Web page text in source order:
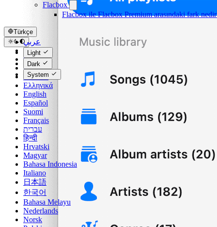
Flacbox
Flacbox ile Flacbox Premium arasındaki fark
Türkçe
عربي
Català
Čeština
Dansk
Deutsch
Ελληνικά
English
Español
Suomi
Français
עברית
हिन्दी
Hrvatski
Magyar
Bahasa Indonesia
Italiano
日本語
한국어
Bahasa Melayu
Nederlands
Norsk
Light
Dark
System